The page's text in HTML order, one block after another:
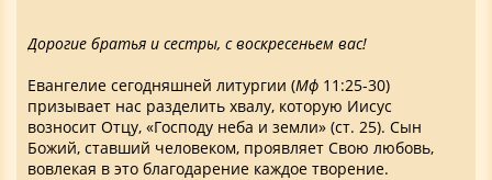
Дорогие братья и сестры, с воскресеньем вас!
Евангелие сегодняшней литургии (Мф 11:25-30)
призывает нас разделить хвалу, которую Иисус
возносит Отцу, «Господу неба и земли» (ст. 25). Сын
Божий, ставший человеком, проявляет Свою любовь,
вовлекая в это благодарение каждое творение.